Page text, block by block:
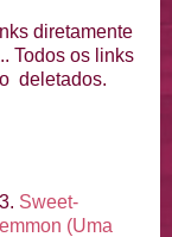
diretamente
Todos os links
deletados.
Sweet-
(Uma